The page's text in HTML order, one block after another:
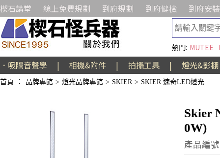
楔石講堂 線上免費規劃 到府規劃 到府健檢 到府安裝
熱門: MUTEE
．吸隔音聲學 | 相機&附件 | 拍攝工具 | 燈光&影棚
首頁 ： 品牌專館 > 燈光品牌專館 > SKIER > SKIER 速奇LED燈光
Skier
0W)
產品編